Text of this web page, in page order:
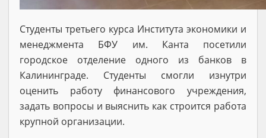
Студенты третьего курса Института экономики и
менеджмента БФУ им. Канта посетили
городское отделение одного из банков в
Калининграде. Студенты смогли изнутри
оценить работу финансового учреждения,
задать вопросы и выяснить как строится работа
крупной организации.